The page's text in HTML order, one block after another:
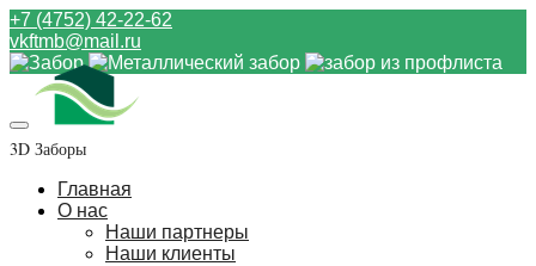
+7 (4752) 42-22-62
vkftmb@mail.ru
3D Заборы
Главная
О нас
Наши партнеры
Наши клиенты